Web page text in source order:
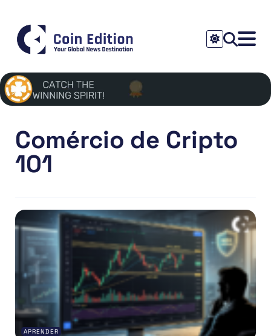
Comércio de Cripto
101
APRENDER